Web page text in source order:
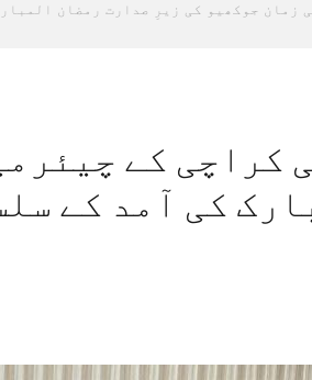
زمان جوکھیو کی زیرِ صدارت رمضان
کراچی کے
کی آمد کے